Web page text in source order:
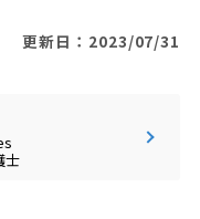
更新日：2023/07/31
士